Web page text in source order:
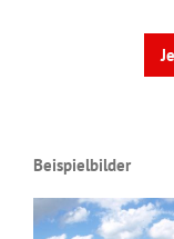
Beispielbilder